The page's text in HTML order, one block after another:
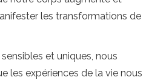
les transformations de
et uniques, nous
les expériences de la vie nous